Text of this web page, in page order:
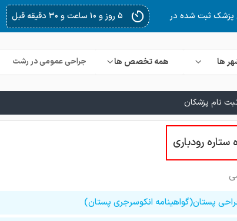
آخرین پزشک ثبت شده در ۵ روز و ۱۲ ساعت و ۱۴ دقیقه قبل
ها همه تخصص ها
نام پزشکان
رودباری
پستان(گواهینامه انکوسرجری پستان)